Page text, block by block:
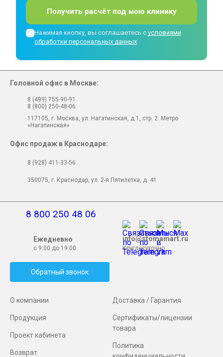
Получить расчёт под мою клинику
Нажимая кнопку, вы соглашаетесь с условиями
обработки персональных данных
О компании
Продукция
Проект кабинета
Возврат
Доставка / Гарантия
Сертификаты/лицензии
товара
Политика
8 800 250 48 06
Ежедневно
с 9:00 до 19:00
info@stomamart.ru
Круглосуточно
Обратный звонок
Головной офис в Москве:
8 (499) 755-90-91
8 (800) 250-48-06
117105, г. Москва, ул. Нагатинская, д.1, стр. 2. Метро
«Нагатинская»
Офис продаж в Краснодаре:
8 (928) 411-33-56
350075, г. Краснодар, ул. 2-я Пятилетка, д. 41